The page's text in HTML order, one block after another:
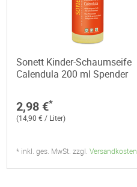
Sonett Kinder-Schaumseife
Calendula 200 ml Spender
2,98 €*
(14,90 € / Liter)
* inkl. ges. MwSt. zzgl. Versandkosten